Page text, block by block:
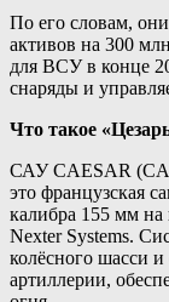
По его словам,
активов на 300
для ВСУ в конце
снаряды и
Что такое
САУ CAESAR
это французская
калибра 155 мм на
Nexter Systems.
колёсного шасси
артиллерии,